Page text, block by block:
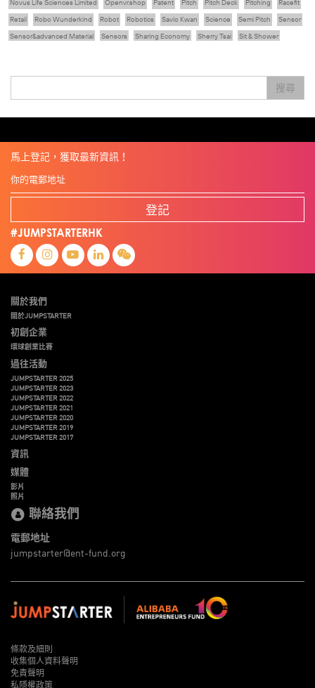
Novus Life Sciences Limited
Openvr.shop Patent Pitch Pitch Deck Pitching
Racefit
Retail
Robo Wunderkind Robot Robotics Savio Kwan Science Semi Pitch
Sensor
Sensor&advanced Material
Sensors Sharing Economy Sherry Tsai
Sit & Shower
朱嘉盈
林亮 楊聖武 機械人技術 盛智文 線上視頻 總決賽 蔡曉慧
車品覺
搜尋
馬上登記，獲取最新資訊！
登記
#JUMPSTARTERHK
關於我們
關於JUMPSTARTER
初創企業
環球創業比賽
過往活動
JUMPSTARTER 2025
JUMPSTARTER 2023
JUMPSTARTER 2022
JUMPSTARTER 2021
JUMPSTARTER 2020
JUMPSTARTER 2019
JUMPSTARTER 2017
資訊
媒體
影片
照片
聯絡我們
電郵地址
jumpstarter@ent-fund.org
條款及細則
收集個人資料聲明
免責聲明
私隱權政策